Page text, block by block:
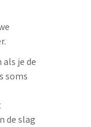
je de
soms
de slag